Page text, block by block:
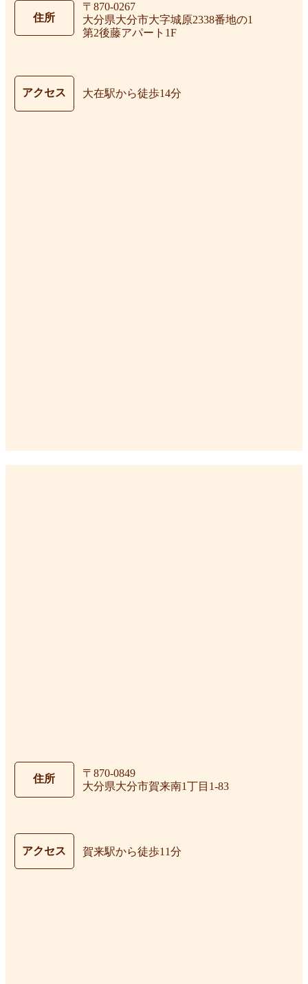
住所
〒870-0267
大分県大分市大字城原2338番地の1
第2後藤アパート1F
アクセス 大在駅から徒歩14分
住所
〒870-0849
大分県大分市賀来南1丁目1-83
アクセス 賀来駅から徒歩11分